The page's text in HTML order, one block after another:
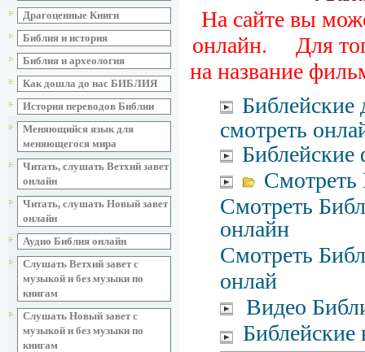
Драгоценные Книги
Библия и история
Библия и археология
Как дошла до нас БИБЛИЯ
История переводов Библии
Меняющийся язык для
меняющегося мира
Читать, слушать Ветхий завет
онлайн
Читать, слушать Новый завет
онлайн
Аудио Библия онлайн
Слушать Ветхий завет с
музыкой и без музыки по
книгам
Слушать Новый завет с
музыкой и без музыки по
книгам
На сайте вы
онлайн. Для
на название
смотреть
Смотреть
Смотреть
онлайн
Смотреть
онлай
Видео
Библейские